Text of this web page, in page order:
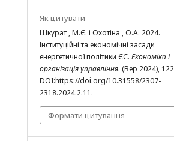
Як цитувати
Шкурат , М.Є. і Охотіна , О.А. 2024.
Інституційні та економічні засади
енергетичної політики ЄС. Економіка і
організація управління. (Вер 2024),
DOI:https://doi.org/10.31558/2307-
2318.2024.2.11.
Формати цитування